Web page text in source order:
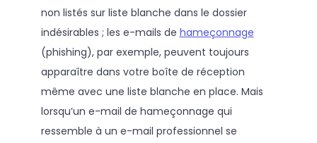
non listés sur liste blanche dans le dossier
indésirables ; les e-mails de hameçonnage
(phishing), par exemple, peuvent toujours
apparaître dans votre boîte de réception
même avec une liste blanche en place. Mais
lorsqu’un e-mail de hameçonnage qui
ressemble à un e-mail professionnel se